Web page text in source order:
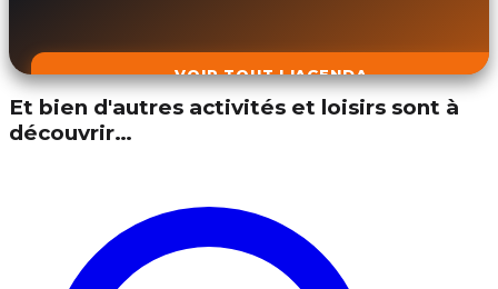
VOIR TOUT L'AGENDA
Et bien d'autres activités et loisirs sont à
découvrir…